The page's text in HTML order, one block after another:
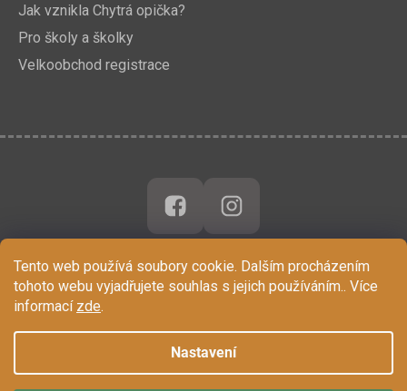
Tento web používá soubory cookie. Dalším procházením
tohoto webu vyjadřujete souhlas s jejich používáním.. Více
informací zde.
Nastavení
Jak vznikla Chytrá opička?
Pro školy a školky
Velkoobchod registrace